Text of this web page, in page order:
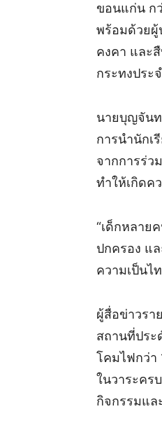
ขอนแก่น ก
พร้อมด้วยผู้
คงคา และ
กระทงประ
นายบุญจัน
การนำนักเ
จากการร่ว
ทำให้เกิดค
“เด็กหลาย
ปกครอง แ
ความเป็นไ
ผู้สื่อข่าวรา
สถานที่ประ
โคมไฟกว่า
ในวาระคร
กิจกรรมแล